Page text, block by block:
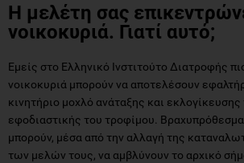
Η μελέτη σας
νοικοκυριά. Γιατί αυτό;
Εμείς στο Ελληνικό Ινστιτούτο Διατροφής
νοικοκυριά μπορούν να αποτελέσουν
κινητήριο μοχλό ανάταξης και εκλογίκευσης
εφοδιαστικής του τροφίμου. Βραχυπρόθεσμα
μπορούν, μέσα από την αλλαγή της
των μελών τους, να αμβλύνουν το αρχικό